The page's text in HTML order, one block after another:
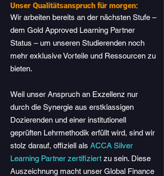
Unser Qualitätsanspruch für morgen:
Wir arbeiten bereits an der nächsten Stufe –
dem Gold Approved Learning Partner
Status – um unseren Studierenden noch
mehr exklusive Vorteile und Ressourcen zu
bieten.
Weil unser Anspruch an Exzellenz nur
durch die Synergie aus erstklassigen
Dozierenden und einer institutionell
geprüften Lehrmethodik erfüllt wird, sind wir
stolz darauf, offiziell als ACCA Silver
Learning Partner zertifiziert zu sein. Diese
Auszeichnung macht unser Global Finance